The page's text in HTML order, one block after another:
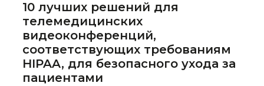
10 лучших решений для
телемедицинских
видеоконференций,
соответствующих требованиям
HIPAA, для безопасного ухода за
пациентами